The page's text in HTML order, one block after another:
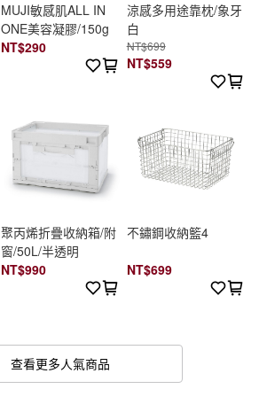
MUJI敏感肌ALL IN
ONE美容凝膠/150g
NT$290
涼感多用途靠枕/象牙
白
NT$699
NT$559
聚丙烯折疊收納箱/附
窗/50L/半透明
NT$990
不鏽鋼收納籃4
NT$699
查看更多人氣商品